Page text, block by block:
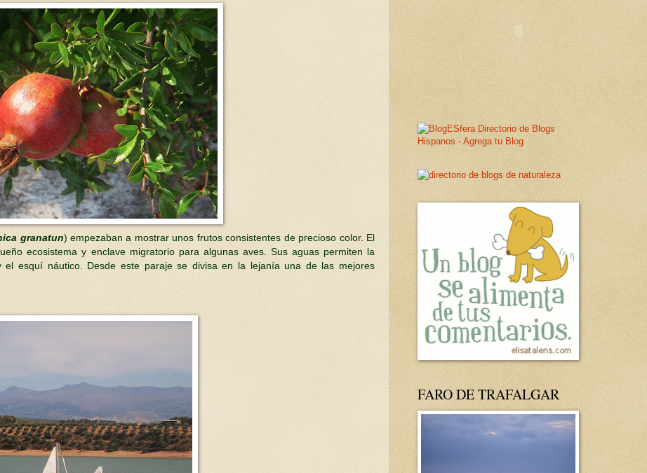
granatun) empezaban a mostrar unos frutos consistentes de precioso color. El
ecosistema y enclave migratorio para algunas aves. Sus aguas permiten la
esquí náutico. Desde este paraje se divisa en la lejanía una de las mejores
FARO DE TRAFALGAR